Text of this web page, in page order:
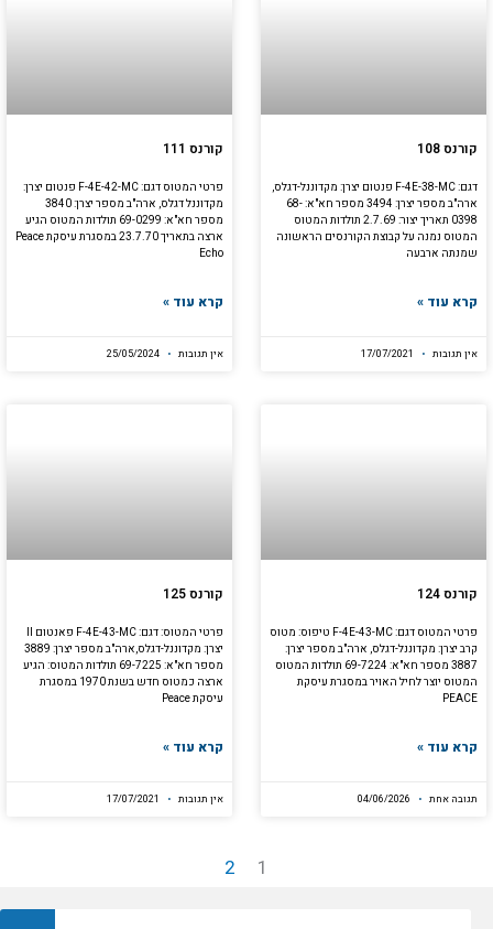
קורנס 108
דגם: F-4E-38-MC פנטום יצרן: מקדוננל-דגלס,
ארה"ב מספר יצרן: 3494 מספר חא"א: 68-
0398 תאריך יצור: 2.7.69 תולדות המטוס
המטוס נמנה על קבוצת הקורנסים הראשונה
שמנתה ארבעה
קרא עוד »
אין תגובות
קורנס 111
פרטי המטוס דגם: F-4E-42-MC פנטום יצרן:
מקדוננל דגלס, ארה"ב מספר יצרן: 3840
מספר חא"א: 69-0299 תולדות המטוס הגיע
ארצה בתאריך 23.7.70 במסגרת עיסקת Peace
Echo
קרא עוד »
אין תגובות
קורנס 124
פרטי המטוס דגם: F-4E-43-MC טיפוס: מטוס
קרב יצרן: מקדוננל-דגלס, ארה"ב מספר יצרן:
3887 מספר חא"א: 69-7224 תולדות המטוס
המטוס יוצר לחיל האויר במסגרת עיסקת
PEACE
קרא עוד »
תגובה אחת
קורנס 125
פרטי המטוס: דגם: F-4E-43-MC פאנטום II
יצרן: מקדוננל-דגלס,ארה"ב מספר יצרן: 3889
מספר חא"א: 69-7225 תולדות המטוס: הגיע
ארצה כמטוס חדש בשנת 1970 במסגרת
עיסקת Peace
קרא עוד »
אין תגובות